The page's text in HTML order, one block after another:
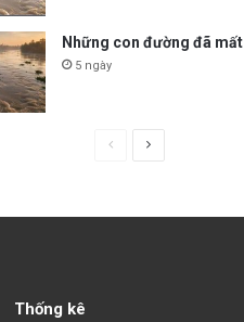
Những con đường đã mất
5 ngày
Thống kê